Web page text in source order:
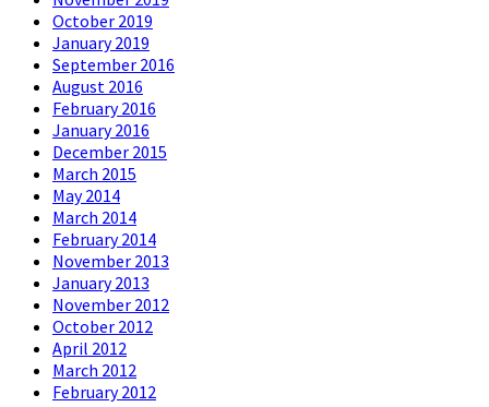
October 2019
January 2019
September 2016
August 2016
February 2016
January 2016
December 2015
March 2015
May 2014
March 2014
February 2014
November 2013
January 2013
November 2012
October 2012
April 2012
March 2012
February 2012